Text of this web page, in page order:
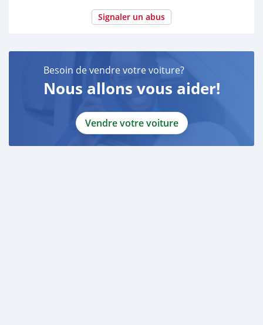
Signaler un abus
Besoin de vendre votre voiture?
Nous allons vous aider!
Vendre votre voiture